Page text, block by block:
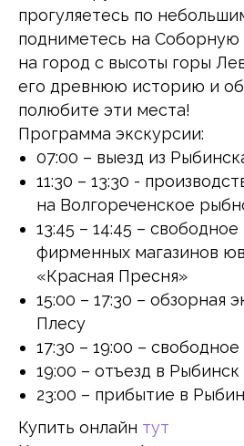
прогуляетесь по
подниметесь на Соборную
на город с высоты горы
его древнюю историю и
полюбите эти места!
Программа экскурсии:
07:00 – выезд из
11:30 – 13:30 -
на Волгореченское
13:45 – 14:45 –
фирменных магазинов
«Красная Пресня»
15:00 – 17:30 – обзорная
Плесу
17:30 – 19:00 –
19:00 – отъезд в Рыбинск
23:00 – прибытие в
Купить онлайн тут